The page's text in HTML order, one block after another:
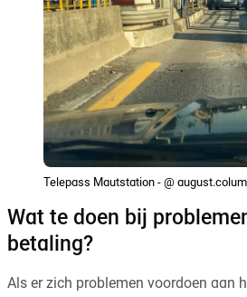
Telepass Mautstation - @
Wat te doen bij
betaling?
Als er zich problemen voordoen aan